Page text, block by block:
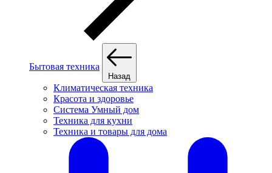
Бытовая техника
Назад
Климатическая техника
Красота и здоровье
Система Умный дом
Техника для кухни
Техника и товары для дома